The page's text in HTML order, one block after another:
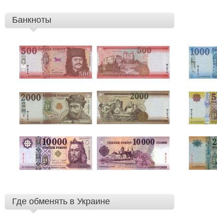
Банкноты
Где обменять в Украине